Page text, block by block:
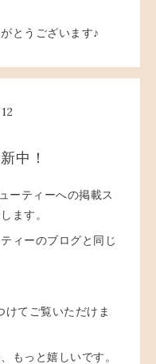
とうございます♪
12
中！
ーティーへの掲載ス
ます。
ィーのブログと同じ
けてご覧いただけま
もっと嬉しいです。